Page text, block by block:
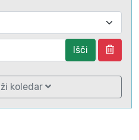
Išči
koledar